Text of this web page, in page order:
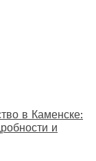
в Каменске:
и